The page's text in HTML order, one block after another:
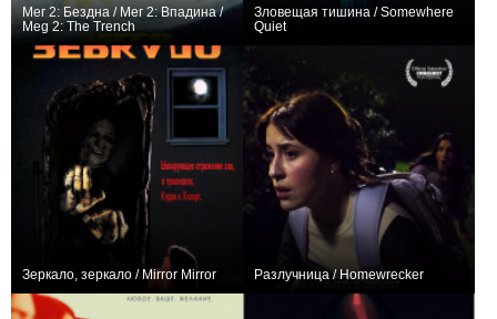
Мег 2: Бездна / Мег 2: Впадина /
Meg 2: The Trench
Зловещая тишина / Somewhere
Quiet
Зеркало, зеркало / Mirror Mirror Разлучница / Homewrecker